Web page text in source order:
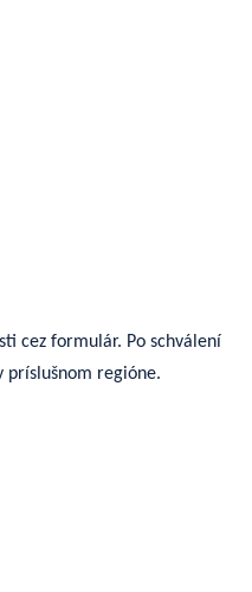
cez formulár. Po schválení
príslušnom regióne.